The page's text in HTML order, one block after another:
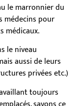
le marronnier du
médecins pour
médicaux.
le niveau
aussi de leurs
privées etc.)
toujours